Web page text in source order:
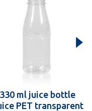
330 ml juice bottle
PET transparent